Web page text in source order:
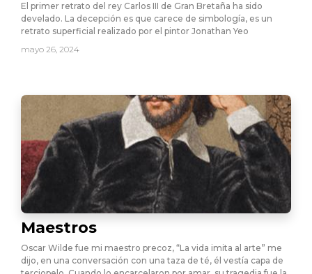
El primer retrato del rey Carlos III de Gran Bretaña ha sido
develado. La decepción es que carece de simbología, es un
retrato superficial realizado por el pintor Jonathan Yeo
mayo 26, 2024
Maestros
Oscar Wilde fue mi maestro precoz, “La vida imita al arte” me
dijo, en una conversación con una taza de té, él vestía capa de